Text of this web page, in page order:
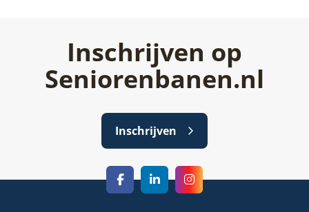
Inschrijven op
Seniorenbanen.nl
Inschrijven